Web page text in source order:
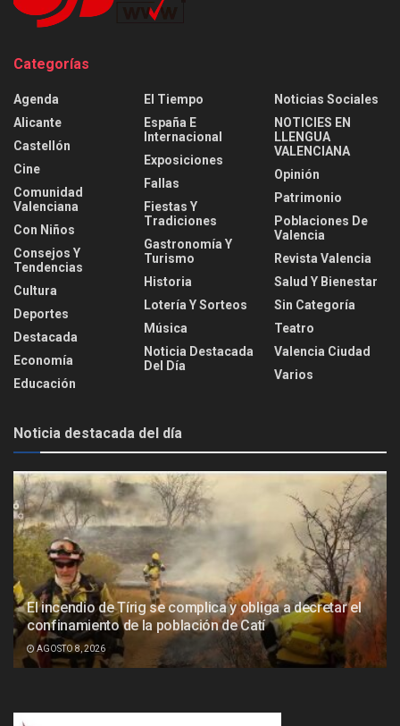
Categorías
Agenda
Alicante
Castellón
Cine
Comunidad
Valenciana
Con Niños
Consejos Y
Tendencias
Cultura
Deportes
Destacada
Economía
Educación
El Tiempo
España E
Internacional
Exposiciones
Fallas
Fiestas Y
Tradiciones
Gastronomía Y
Turismo
Historia
Lotería Y Sorteos
Música
Noticia Destacada
Del Día
Noticias Sociales
NOTICIES EN
LLENGUA
VALENCIANA
Opinión
Patrimonio
Poblaciones De
Valencia
Revista Valencia
Salud Y Bienestar
Sin Categoría
Teatro
Valencia Ciudad
Varios
Noticia destacada del día
El incendio de Tírig se complica y obliga a decretar el
confinamiento de la población de Catí
AGOSTO 8, 2026